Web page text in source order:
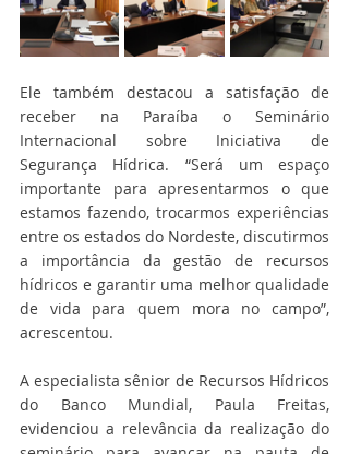
Ele também destacou a satisfação de
receber na Paraíba o Seminário
Internacional sobre Iniciativa de
Segurança Hídrica. “Será um espaço
importante para apresentarmos o que
estamos fazendo, trocarmos experiências
entre os estados do Nordeste, discutirmos
a importância da gestão de recursos
hídricos e garantir uma melhor qualidade
de vida para quem mora no campo”,
acrescentou.
A especialista sênior de Recursos Hídricos
do Banco Mundial, Paula Freitas,
evidenciou a relevância da realização do